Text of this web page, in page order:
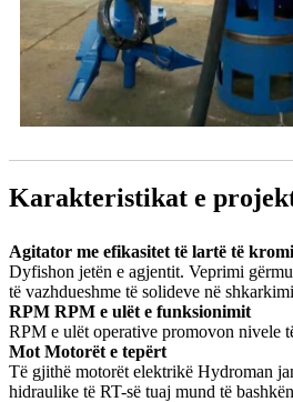
Karakteristikat e
Agitator me efikasitet të lartë të
Dyfishon jetën e agjentit. Veprimi
të vazhdueshme të solideve në
RPM RPM e ulët e funksionimit
RPM e ulët operative promovon nivele
Mot Motorët e tepërt
Të gjithë motorët elektrikë Hydroman
hidraulike të RT-së tuaj mund të